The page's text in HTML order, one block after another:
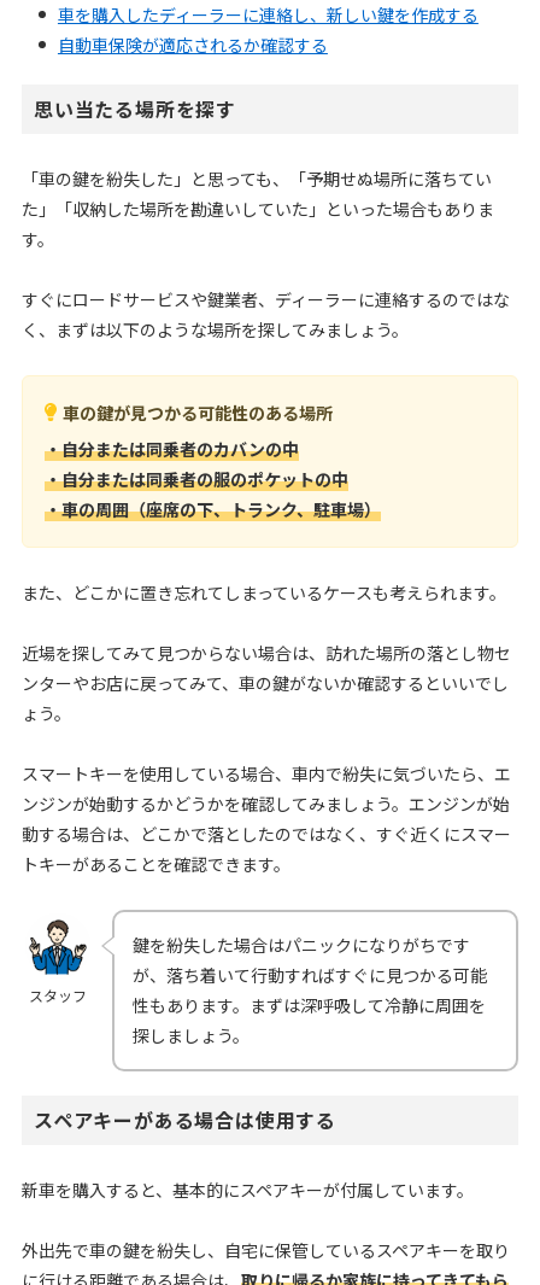
車を購入したディーラーに連絡し、新しい鍵を作成する
自動車保険が適応されるか確認する
思い当たる場所を探す
「車の鍵を紛失した」と思っても、「予期せぬ場所に落ちてい
た」「収納した場所を勘違いしていた」といった場合もありま
す。
すぐにロードサービスや鍵業者、ディーラーに連絡するのではな
く、まずは以下のような場所を探してみましょう。
車の鍵が見つかる可能性のある場所
・自分または同乗者のカバンの中
・自分または同乗者の服のポケットの中
・車の周囲（座席の下、トランク、駐車場）
また、どこかに置き忘れてしまっているケースも考えられます。
近場を探してみて見つからない場合は、訪れた場所の落とし物セ
ンターやお店に戻ってみて、車の鍵がないか確認するといいでし
ょう。
スマートキーを使用している場合、車内で紛失に気づいたら、エ
ンジンが始動するかどうかを確認してみましょう。エンジンが始
動する場合は、どこかで落としたのではなく、すぐ近くにスマー
トキーがあることを確認できます。
スタッフ
鍵を紛失した場合はパニックになりがちです
が、落ち着いて行動すればすぐに見つかる可能
性もあります。まずは深呼吸して冷静に周囲を
探しましょう。
スペアキーがある場合は使用する
新車を購入すると、基本的にスペアキーが付属しています。
外出先で車の鍵を紛失し、自宅に保管しているスペアキーを取り
に行ける距離である場合は、 取りに帰るか家族に持ってきてもら